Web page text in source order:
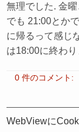
無理でした. 金
でも 21:00とか
に帰るって感じ
は18:00に終わり
0 件のコメント:
WebViewに